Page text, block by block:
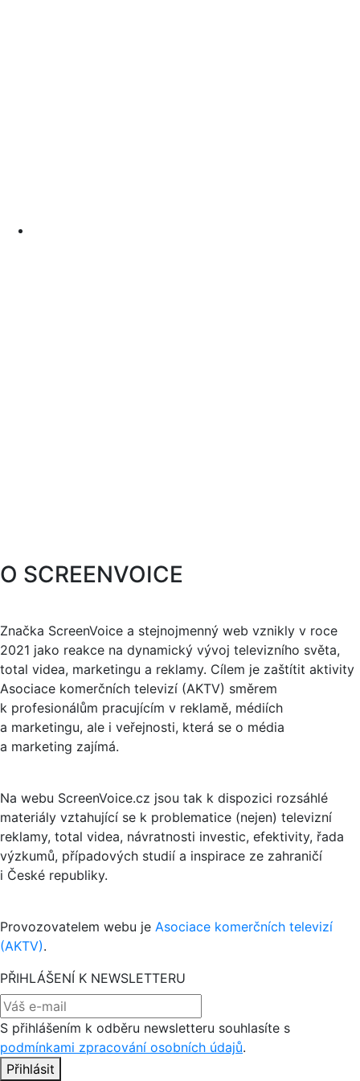
O SCREENVOICE
Značka ScreenVoice a stejnojmenný web vznikly v roce
2021 jako reakce na dynamický vývoj televizního světa,
total videa, marketingu a reklamy. Cílem je zaštítit aktivity
Asociace komerčních televizí (AKTV) směrem
k profesionálům pracujícím v reklamě, médiích
a marketingu, ale i veřejnosti, která se o média
a marketing zajímá.
Na webu ScreenVoice.cz jsou tak k dispozici rozsáhlé
materiály vztahující se k problematice (nejen) televizní
reklamy, total videa, návratnosti investic, efektivity, řada
výzkumů, případových studií a inspirace ze zahraničí
i České republiky.
Provozovatelem webu je Asociace komerčních televizí
(AKTV).
PŘIHLÁŠENÍ K NEWSLETTERU
S přihlášením k odběru newsletteru souhlasíte s
podmínkami zpracování osobních údajů.
Přihlásit